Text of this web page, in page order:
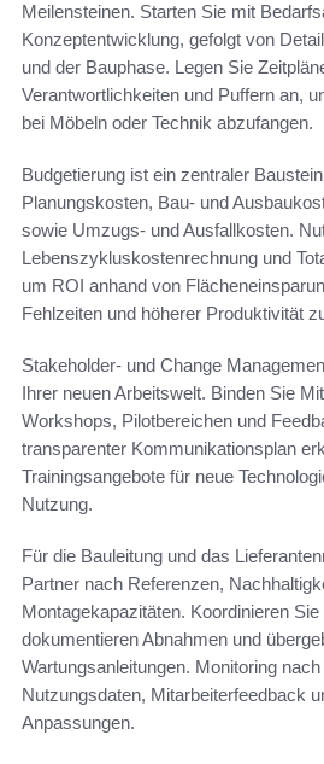
Meilensteinen. Starten Sie mit
Konzeptentwicklung, gefolgt von
und der Bauphase. Legen Sie
Verantwortlichkeiten und Puffern an,
bei Möbeln oder Technik abzufangen.
Budgetierung ist ein zentraler
Planungskosten, Bau- und
sowie Umzugs- und Ausfallkosten.
Lebenszykluskostenrechnung und
um ROI anhand von
Fehlzeiten und höherer Produktivität
Stakeholder- und Change
Ihrer neuen Arbeitswelt. Binden Sie
Workshops, Pilotbereichen und
transparenter Kommunikationsplan
Trainingsangebote für neue
Nutzung.
Für die Bauleitung und das
Partner nach Referenzen,
Montagekapazitäten. Koordinieren
dokumentieren Abnahmen und
Wartungsanleitungen. Monitoring
Nutzungsdaten, Mitarbeiterfeedback
Anpassungen.